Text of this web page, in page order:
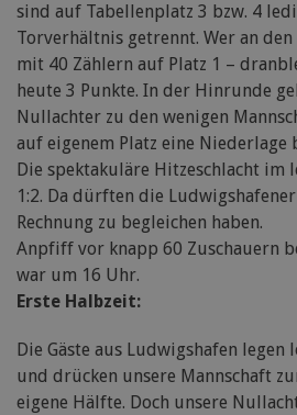
sind auf Tabellenplatz 3 bzw. 4
Torverhältnis getrennt. Wer an
mit 40 Zählern auf Platz 1 –
heute 3 Punkte. In der Hinrunde
Nullachter zu den wenigen
auf eigenem Platz eine Niederlage
Die spektakuläre Hitzeschlacht im
1:2. Da dürften die
Rechnung zu begleichen haben.
Anpfiff vor knapp 60 Zuschauern
war um 16 Uhr.
Erste Halbzeit:
Die Gäste aus Ludwigshafen legen
und drücken unsere Mannschaft
eigene Hälfte. Doch unsere